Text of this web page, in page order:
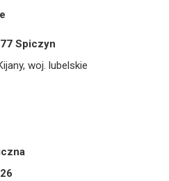
Spiczyn
woj. lubelskie